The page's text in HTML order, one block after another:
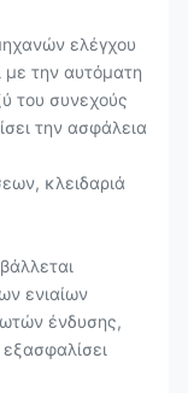
ελέγχου
με την αυτόματη
του συνεχούς
την ασφάλεια
κλειδαριά
ενιαίων
ένδυσης,